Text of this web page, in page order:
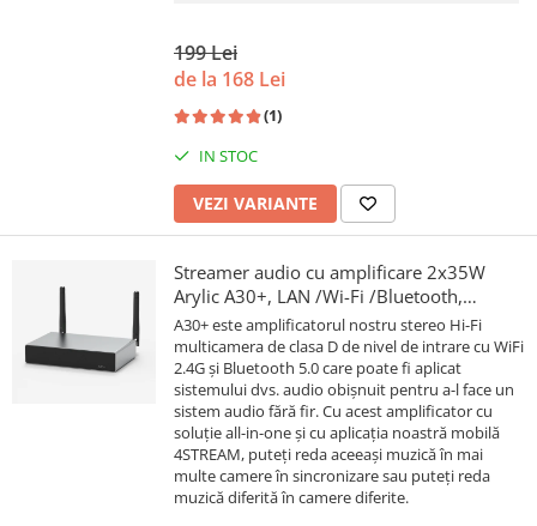
199 Lei
de la 168 Lei
(1)
IN STOC
VEZI VARIANTE
Streamer audio cu amplificare 2x35W
Arylic A30+, LAN /Wi-Fi /Bluetooth,
24bit/192kHz, Multiroom
A30+ este amplificatorul nostru stereo Hi-Fi
multicamera de clasa D de nivel de intrare cu WiFi
2.4G și Bluetooth 5.0 care poate fi aplicat
sistemului dvs. audio obișnuit pentru a-l face un
sistem audio fără fir. Cu acest amplificator cu
soluție all-in-one și cu aplicația noastră mobilă
4STREAM, puteți reda aceeași muzică în mai
multe camere în sincronizare sau puteți reda
muzică diferită în camere diferite.